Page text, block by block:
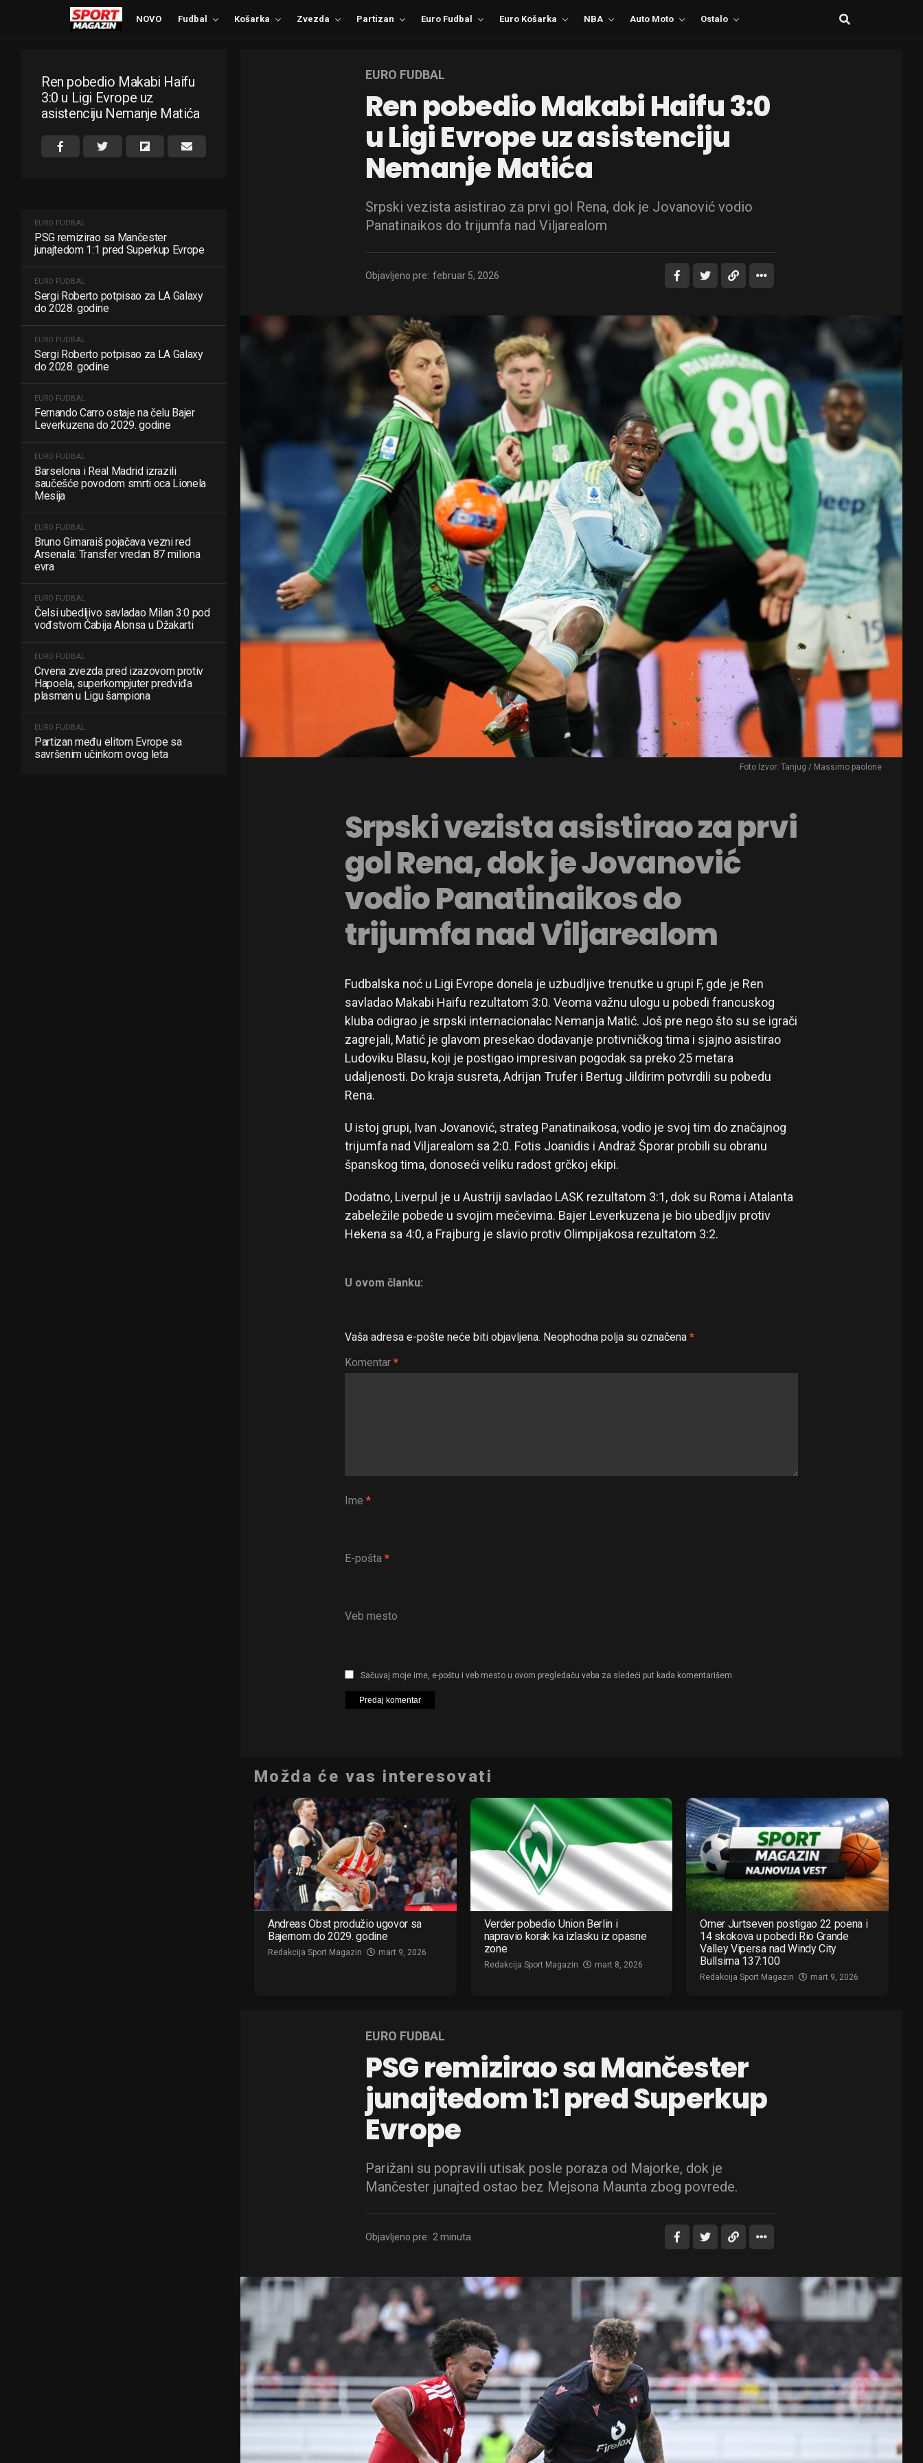
NOVO Fudbal Košarka Zvezda Partizan Euro Fudbal Euro Košarka NBA Auto Moto Ostalo
Ren pobedio Makabi Haifu
3:0 u Ligi Evrope uz
asistenciju Nemanje Matića
EURO FUDBAL
PSG remizirao sa Mančester
junajtedom 1:1 pred Superkup Evrope
EURO FUDBAL
Sergi Roberto potpisao za LA Galaxy
do 2028. godine
EURO FUDBAL
Sergi Roberto potpisao za LA Galaxy
do 2028. godine
EURO FUDBAL
Fernando Carro ostaje na čelu Bajer
Leverkuzena do 2029. godine
EURO FUDBAL
Barselona i Real Madrid izrazili
saučešće povodom smrti oca Lionela
Mesija
EURO FUDBAL
Bruno Gimaraiš pojačava vezni red
Arsenala: Transfer vredan 87 miliona
evra
EURO FUDBAL
Čelsi ubedljivo savladao Milan 3:0 pod
vođstvom Ćabija Alonsa u Džakarti
EURO FUDBAL
Crvena zvezda pred izazovom protiv
Hapoela, superkompjuter predviđa
plasman u Ligu šampiona
EURO FUDBAL
Partizan među elitom Evrope sa
savršenim učinkom ovog leta
EURO FUDBAL
Ren pobedio Makabi Haifu 3:0
u Ligi Evrope uz asistenciju
Nemanje Matića
Srpski vezista asistirao za prvi gol Rena, dok je Jovanović vodio
Panatinaikos do trijumfa nad Viljarealom
Objavljeno pre: februar 5, 2026
Foto Izvor: Tanjug / Massimo paolone
Srpski vezista asistirao za prvi
gol Rena, dok je Jovanović
vodio Panatinaikos do
trijumfa nad Viljarealom
Fudbalska noć u Ligi Evrope donela je uzbudljive trenutke u grupi F, gde je Ren
savladao Makabi Haifu rezultatom 3:0. Veoma važnu ulogu u pobedi francuskog
kluba odigrao je srpski internacionalac Nemanja Matić. Još pre nego što su se igrači
zagrejali, Matić je glavom presekao dodavanje protivničkog tima i sjajno asistirao
Ludoviku Blasu, koji je postigao impresivan pogodak sa preko 25 metara
udaljenosti. Do kraja susreta, Adrijan Trufer i Bertug Jildirim potvrdili su pobedu
Rena.
U istoj grupi, Ivan Jovanović, strateg Panatinaikosa, vodio je svoj tim do značajnog
trijumfa nad Viljarealom sa 2:0. Fotis Joanidis i Andraž Šporar probili su obranu
španskog tima, donoseći veliku radost grčkoj ekipi.
Dodatno, Liverpul je u Austriji savladao LASK rezultatom 3:1, dok su Roma i Atalanta
zabeležile pobede u svojim mečevima. Bajer Leverkuzena je bio ubedljiv protiv
Hekena sa 4:0, a Frajburg je slavio protiv Olimpijakosa rezultatom 3:2.
U ovom članku:
Vaša adresa e-pošte neće biti objavljena. Neophodna polja su označena *
Komentar *
Ime *
E-pošta *
Veb mesto
Sačuvaj moje ime, e-poštu i veb mesto u ovom pregledaču veba za sledeći put kada komentarišem.
Možda će vas interesovati
Andreas Obst produžio ugovor sa
Bajernom do 2029. godine
Redakcija Sport Magazin mart 9, 2026
Verder pobedio Union Berlin i
napravio korak ka izlasku iz opasne
zone
Redakcija Sport Magazin mart 8, 2026
Omer Jurtseven postigao 22 poena i
14 skokova u pobedi Rio Grande
Valley Vipersa nad Windy City
Bullsima 137:100
Redakcija Sport Magazin mart 9, 2026
EURO FUDBAL
PSG remizirao sa Mančester
junajtedom 1:1 pred Superkup
Evrope
Parižani su popravili utisak posle poraza od Majorke, dok je
Mančester junajted ostao bez Mejsona Maunta zbog povrede.
Objavljeno pre: 2 minuta